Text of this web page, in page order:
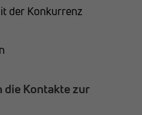
der Konkurrenz
die Kontakte zur